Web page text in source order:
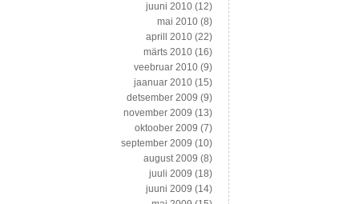
juuni 2010 (12)
mai 2010 (8)
aprill 2010 (22)
märts 2010 (16)
veebruar 2010 (9)
jaanuar 2010 (15)
detsember 2009 (9)
november 2009 (13)
oktoober 2009 (7)
september 2009 (10)
august 2009 (8)
juuli 2009 (18)
juuni 2009 (14)